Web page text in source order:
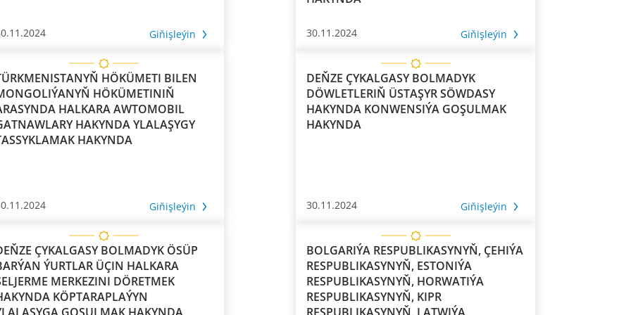
Giňişleýin 30.11.2024 Giňişleýin
HÖKÜMETI BILEN
HÖKÜMETINIŇ
HALKARA AWTOMOBIL
HAKYNDA YLALAŞYGY
HAKYNDA
Giňişleýin
DEŇZE ÇYKALGASY BOLMADYK
DÖWLETLERIŇ ÜSTAŞYR SÖWDASY
HAKYNDA KONWENSIÝA GOŞULMAK
HAKYNDA
30.11.2024 Giňişleýin
ÇYKALGASY BOLMADYK ÖSÜP
ÝURTLAR ÜÇIN HALKARA
MERKEZINI DÖRETMEK
KÖPTARAPLAÝYN
GOŞULMAK HAKYNDA
BOLGARIÝA RESPUBLIKASYNYŇ, ÇEHIÝA
RESPUBLIKASYNYŇ, ESTONIÝA
RESPUBLIKASYNYŇ, HORWATIÝA
RESPUBLIKASYNYŇ, KIPR
RESPUBLIKASYNYŇ, LATWIÝA